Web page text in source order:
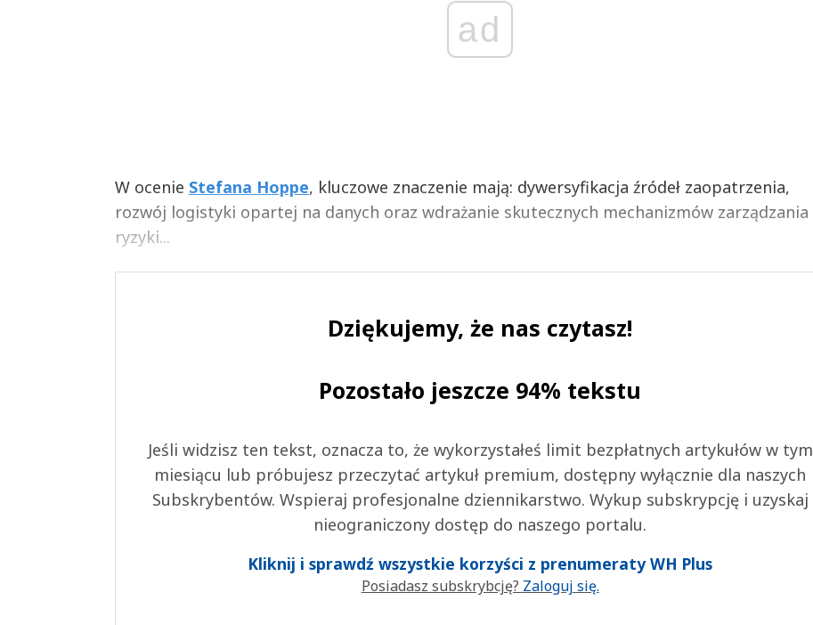
ad
W ocenie Stefana Hoppe, kluczowe znaczenie mają: dywersyfikacja źródeł zaopatrzenia,
rozwój logistyki opartej na danych oraz wdrażanie skutecznych mechanizmów zarządzania
ryzyki...
Dziękujemy, że nas czytasz!
Pozostało jeszcze 94% tekstu
Jeśli widzisz ten tekst, oznacza to, że wykorzystałeś limit bezpłatnych artykułów w tym
miesiącu lub próbujesz przeczytać artykuł premium, dostępny wyłącznie dla naszych
Subskrybentów. Wspieraj profesjonalne dziennikarstwo. Wykup subskrypcję i uzyskaj
nieograniczony dostęp do naszego portalu.
Kliknij i sprawdź wszystkie korzyści z prenumeraty WH Plus
Posiadasz subskrybcję? Zaloguj się.